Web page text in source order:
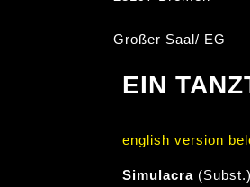
Großer Saal/ EG
EIN
english version
Simulacra